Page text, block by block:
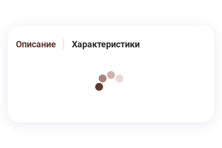
Описание Характеристики